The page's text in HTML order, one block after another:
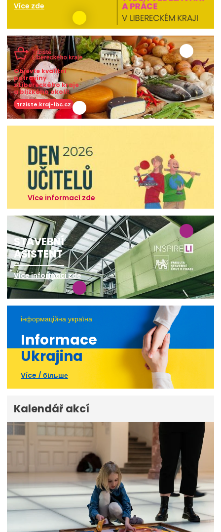
Více zde
Objevte kvalitní
potraviny
z Libereckého kraje
a blízkého okolí!
trziste.kraj-lbc.cz
Více informací zde
STAVEBNÍ
ASISTENT
Více informací zde
інформаційна україна
Informace
Ukrajina
Více / більше
Kalendář akcí